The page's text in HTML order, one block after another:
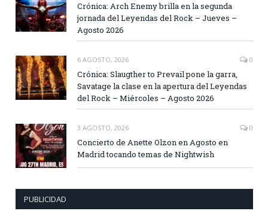
Crónica: Arch Enemy brilla en la segunda
jornada del Leyendas del Rock – Jueves –
Agosto 2026
6 AGOSTO, 2026 0
Crónica: Slaugther to Prevail pone la garra,
Savatage la clase en la apertura del Leyendas
del Rock – Miércoles – Agosto 2026
3 AGOSTO, 2026 0
Concierto de Anette Olzon en Agosto en
Madrid tocando temas de Nightwish
PUBLICIDAD